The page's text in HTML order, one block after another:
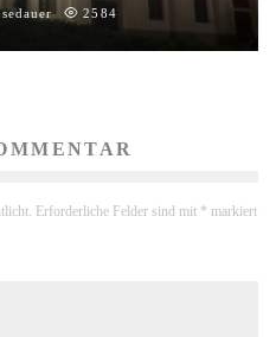
2584
Erforderliche Felder sind mit * markiert